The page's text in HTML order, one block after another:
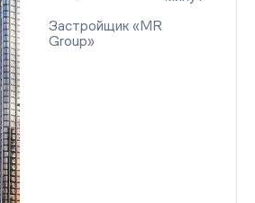
Застройщик «MR
Group»